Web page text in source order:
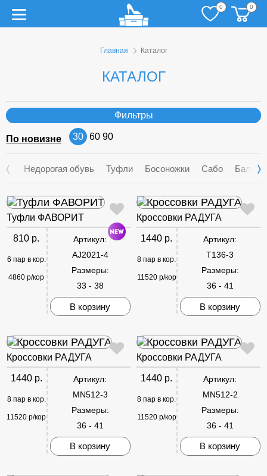
0 0
Главная Каталог
КАТАЛОГ
Фильтры
По новизне 30 60 90
Недорогая обувь Туфли Босоножки Сабо
Туфли ФАВОРИТ
810 р.
6 пар в кор.
4860 р/кор
Артикул:
AJ2021-4
Размеры:
33 - 38
В корзину
Кроссовки РАДУГА
1440 р.
8 пар в кор.
11520 р/кор
Артикул:
T136-3
Размеры:
36 - 41
В корзину
Кроссовки РАДУГА
1440 р.
8 пар в кор.
11520 р/кор
Артикул:
MN512-3
Размеры:
36 - 41
В корзину
Кроссовки РАДУГА
1440 р.
8 пар в кор.
11520 р/кор
Артикул:
MN512-2
Размеры:
36 - 41
В корзину